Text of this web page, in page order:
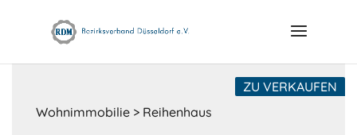
Wohnimmobilie > Reihenhaus
ZU VERKAUFEN